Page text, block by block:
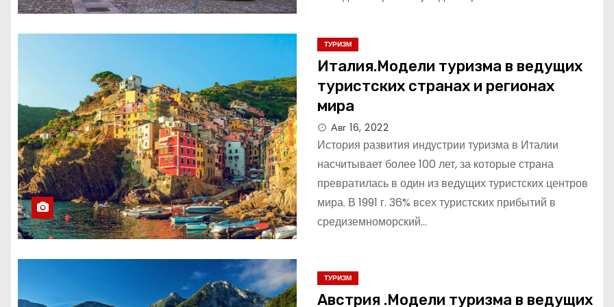
ТУРИЗМ
Италия.Модели туризма в ведущих
туристских странах и регионах
мира
Авг 16, 2022
История развития индустрии туризма в Италии
насчитывает более 100 лет, за которые страна
превратилась в один из ведущих туристских центров
мира. В 1991 г. 36% всех туристских прибытий в
средиземноморский…
ТУРИЗМ
Австрия .Модели туризма в ведущих